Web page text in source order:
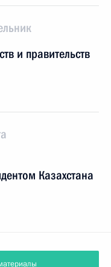
и правительств
Казахстана